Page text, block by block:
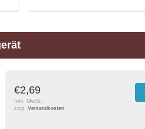
€2,69
Inkl. MwSt.
zzgl. Versandkosten